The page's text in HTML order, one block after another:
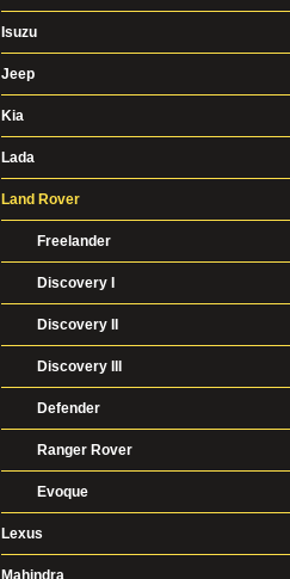
Isuzu
Jeep
Kia
Lada
Land Rover
Freelander
Discovery I
Discovery II
Discovery III
Defender
Ranger Rover
Evoque
Lexus
Mahindra